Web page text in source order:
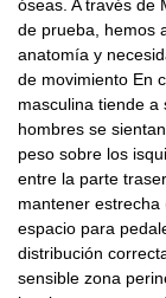
óseas. A través de
de prueba, hemos
anatomía y
de movimiento En
masculina tiende a
hombres se
peso sobre los
entre la parte
mantener
espacio para
distribución
sensible zona